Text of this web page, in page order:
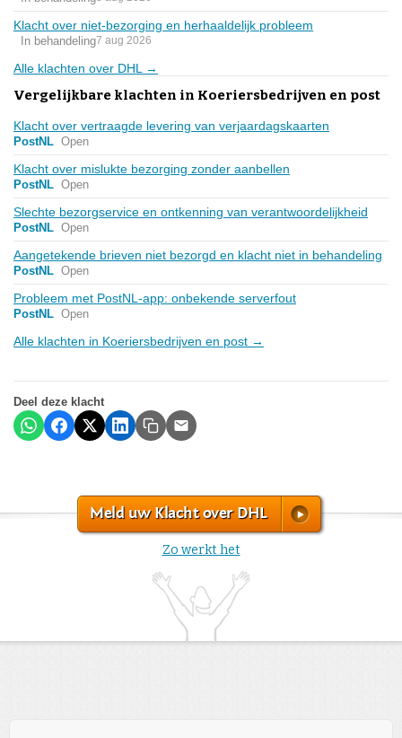
Klacht over niet-bezorging en herhaaldelijk probleem
In behandeling7 aug 2026
Alle klachten over DHL →
Vergelijkbare klachten in Koeriersbedrijven en post
Klacht over vertraagde levering van verjaardagskaarten
PostNL Open
Klacht over mislukte bezorging zonder aanbellen
PostNL Open
Slechte bezorgservice en ontkenning van verantwoordelijkheid
PostNL Open
Aangetekende brieven niet bezorgd en klacht niet in behandeling
PostNL Open
Probleem met PostNL-app: onbekende serverfout
PostNL Open
Alle klachten in Koeriersbedrijven en post →
Deel deze klacht
Meld uw Klacht over DHL
Zo werkt het